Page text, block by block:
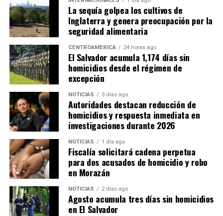
amistad y esperanza para
el mundo», afirmó.
Con la edición de 2026, México hizo historia al
convertirse en el primer país en albergar tres Copas del
Mundo, después de haber sido sede en 1970 y 1986. En
esta ocasión recibió partidos junto con Estados Unidos y
Canadá, en un torneo que estrenó formato con 48
selecciones participantes y 104 encuentros.
Guadalajara y Monterrey fueron escenario de 13
partidos, incluido el encuentro inaugural entre México y
Sudáfrica, disputado el 11 de junio en el Estadio Ciudad
de México (Azteca).
La sequía golpea los cultivos de
Inglaterra y genera preocupación por la
seguridad alimentaria
CENTROAMÉRICA 24 horas ago
El Salvador acumula 1,174 días sin
homicidios desde el régimen de
excepción
NOTICIAS 3 días ago
Autoridades destacan reducción de
homicidios y respuesta inmediata en
investigaciones durante 2026
NOTICIAS 1 día ago
Fiscalía solicitará cadena perpetua
para dos acusados de homicidio y robo
en Morazán
NOTICIAS 2 días ago
Agosto acumula tres días sin homicidios
en El Salvador